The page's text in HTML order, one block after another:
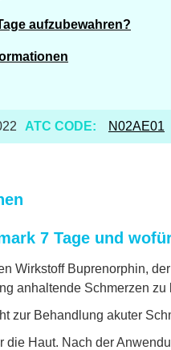
aufzubewahren?
ATC CODE: N02AE01
7 Tage und
Wirkstoff Buprenorphin,
anhaltende Schmerzen
zur Behandlung akuter
die Haut. Nach der